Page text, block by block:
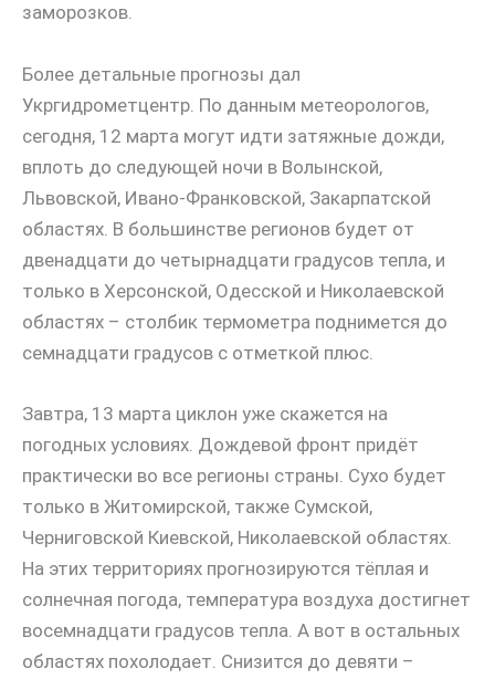
заморозков.
Более детальные прогнозы дал
Укргидрометцентр. По данным метеорологов,
сегодня, 12 марта могут идти затяжные дожди,
вплоть до следующей ночи в Волынской,
Львовской, Ивано-Франковской, Закарпатской
областях. В большинстве регионов будет от
двенадцати до четырнадцати градусов тепла, и
только в Херсонской, Одесской и Николаевской
областях – столбик термометра поднимется до
семнадцати градусов с отметкой плюс.
Завтра, 13 марта циклон уже скажется на
погодных условиях. Дождевой фронт придёт
практически во все регионы страны. Сухо будет
только в Житомирской, также Сумской,
Черниговской Киевской, Николаевской областях.
На этих территориях прогнозируются тёплая и
солнечная погода, температура воздуха достигнет
восемнадцати градусов тепла. А вот в остальных
областях похолодает. Снизится до девяти –